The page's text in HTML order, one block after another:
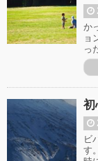
か
ョ
っ
初
ビ
す